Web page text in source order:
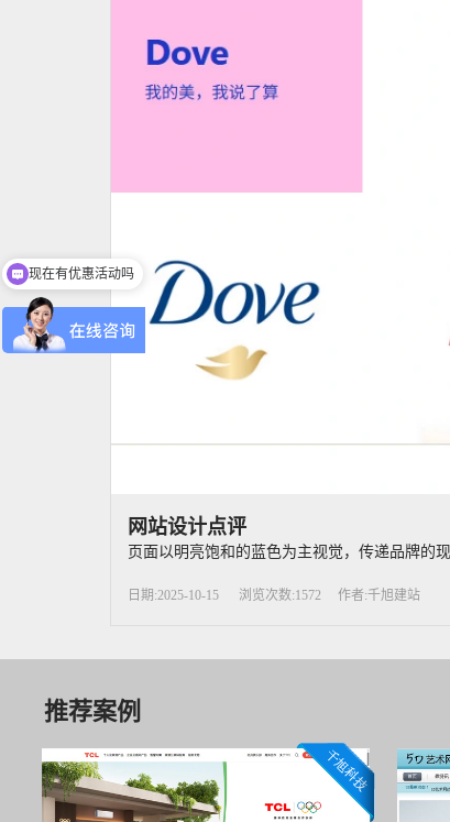
网站设计点评
页面以明亮饱和的蓝色为主视觉，传递品牌的
日期:2025-10-15 浏览次数:1572 作者:千旭建站
推荐案例
可以介绍下你们的产品么
现在有优惠活动吗